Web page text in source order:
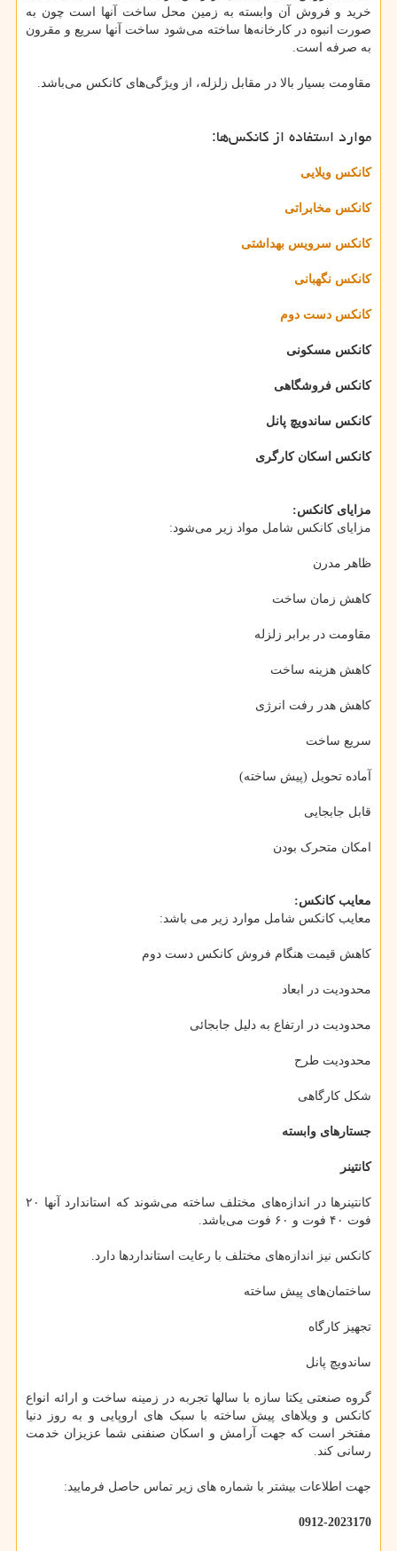
خرید و فروش آن وابسته به زمین محل ساخت آنها است چون به
صورت انبوه در کارخانه‌ها ساخته می‌شود ساخت آنها سریع و مقرون
به صرفه است.
مقاومت بسیار بالا در مقابل زلزله، از ویژگی‌های کانکس می‌باشد.
موارد استفاده از کانکس‌ها:
کانکس ویلایی
کانکس مخابراتی
کانکس سرویس بهداشتی
کانکس نگهبانی
کانکس دست دوم
کانکس مسکونی
کانکس فروشگاهی
کانکس ساندویچ پانل
کانکس اسکان کارگری
مزایای کانکس:
مزایای کانکس شامل مواد زیر می‌شود:
ظاهر مدرن
کاهش زمان ساخت
مقاومت در برابر زلزله
کاهش هزینه ساخت
کاهش هدر رفت انرژی
سریع ساخت
آماده تحویل (پیش ساخته)
قابل جابجایی
امکان متحرک بودن
معایب کانکس:
معایب کانکس شامل موارد زیر می باشد:
کاهش قیمت هنگام فروش کانکس دست دوم
محدودیت در ابعاد
محدودیت در ارتفاع به دلیل جابجائی
محدودیت طرح
شکل کارگاهی
جستارهای وابسته
کانتینر
کانتینرها در اندازه‌های مختلف ساخته می‌شوند که استاندارد آنها ۲۰
فوت ۴۰ فوت و ۶۰ فوت می‌باشد.
کانکس نیز اندازه‌های مختلف با رعایت استانداردها دارد.
ساختمان‌های پیش ساخته
تجهیز کارگاه
ساندویچ پانل
گروه صنعتی یکتا سازه با سالها تجربه در زمینه ساخت و ارائه انواع
کانکس و ویلاهای پیش ساخته با سبک های اروپایی و به روز دنیا
مفتخر است که جهت آرامش و اسکان صنفنی شما عزیزان خدمت
رسانی کند.
جهت اطلاعات بیشتر با شماره های زیر تماس حاصل فرمایید:
0912-2023170